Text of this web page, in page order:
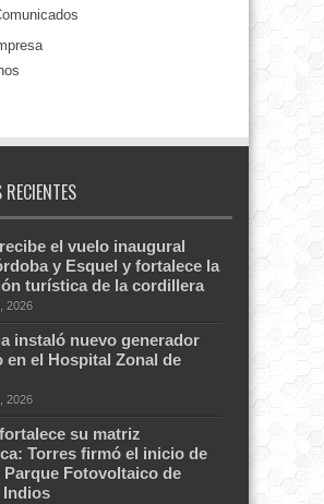
el vuelo inaugural
y Esquel y fortalece la
turística de la cordillera
2026
instaló nuevo generador
en el Hospital Zonal de
2026
su matriz
Torres firmó el inicio de
Parque Fotovoltaico de
Indios